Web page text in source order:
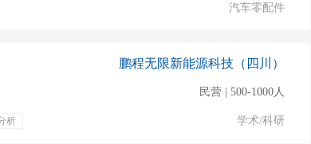
汽车零配件
析
鹏程无限新能源科技（四川）
民营 | 500-1000人
学术/科研